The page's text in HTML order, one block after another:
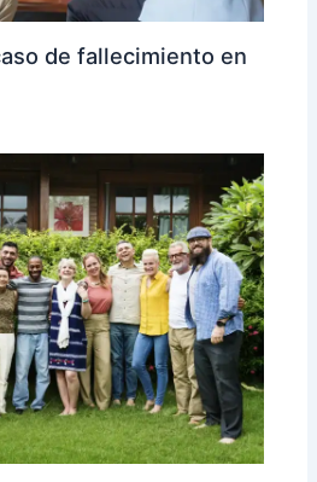
de fallecimiento en